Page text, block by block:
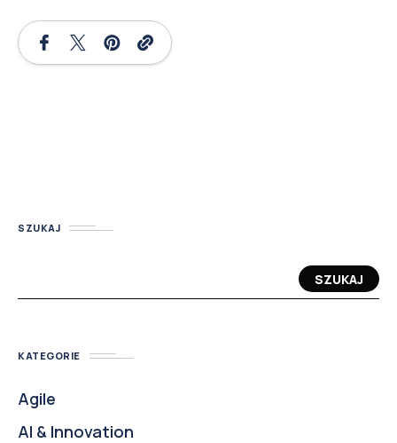
SZUKAJ
SZUKAJ
KATEGORIE
Agile
AI & Innovation